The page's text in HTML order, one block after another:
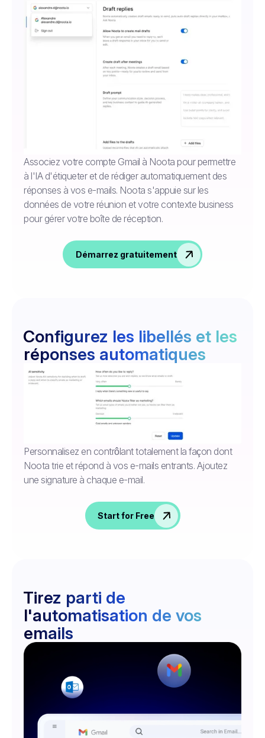
Associez votre compte Gmail à Noota pour permettre
à l'IA d'étiqueter et de rédiger automatiquement des
réponses à vos e-mails. Noota s'appuie sur les
données de votre réunion et votre contexte business
pour gérer votre boîte de réception.
Démarrez gratuitement
Configurez les libellés et les
réponses automatiques
Personnalisez en contrôlant totalement la façon dont
Noota trie et répond à vos e-mails entrants. Ajoutez
une signature à chaque e-mail.
Start for Free
Tirez parti de
l'automatisation de vos
emails